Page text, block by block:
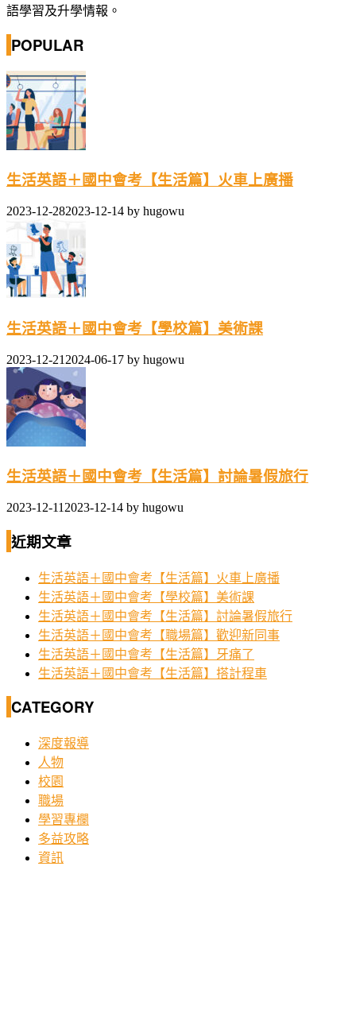
語學習及升學情報。
POPULAR
生活英語＋國中會考【生活篇】火車上廣播
2023-12-282023-12-14 by hugowu
生活英語＋國中會考【學校篇】美術課
2023-12-21 2024-06-17 by hugowu
生活英語＋國中會考【生活篇】討論暑假旅行
2023-12-11 2023-12-14 by hugowu
近期文章
生活英語＋國中會考【生活篇】火車上廣播
生活英語＋國中會考【學校篇】美術課
生活英語＋國中會考【生活篇】討論暑假旅行
生活英語＋國中會考【職場篇】歡迎新同事
生活英語＋國中會考【生活篇】牙痛了
生活英語＋國中會考【生活篇】搭計程車
CATEGORY
深度報導
人物
校園
職場
學習專欄
多益攻略
資訊